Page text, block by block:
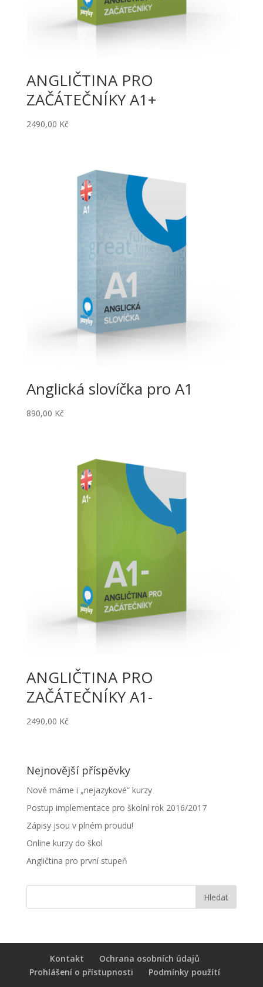
ANGLIČTINA PRO
ZAČÁTEČNÍKY A1+
2490,00 Kč
Anglická slovíčka pro A1
890,00 Kč
ANGLIČTINA PRO
ZAČÁTEČNÍKY A1-
2490,00 Kč
Nejnovější příspěvky
Nově máme i „nejazykové“ kurzy
Postup implementace pro školní rok 2016/2017
Zápisy jsou v plném proudu!
Online kurzy do škol
Angličtina pro první stupeň
Kontakt
Ochrana osobních údajů
Prohlášení o přístupnosti
Podmínky použítí